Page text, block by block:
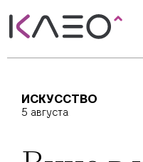
ИСКУССТВО
5 августа